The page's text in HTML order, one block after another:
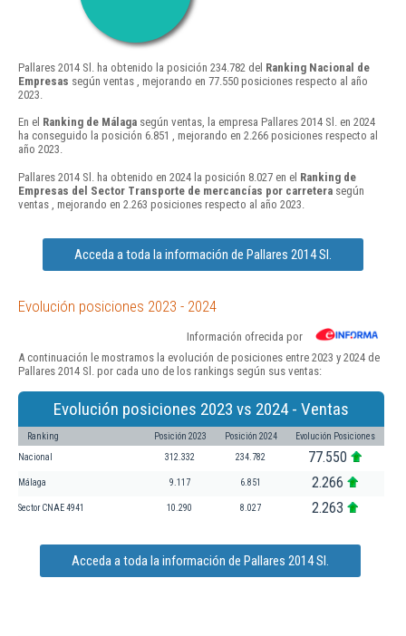
Pallares 2014 Sl. ha obtenido la posición 234.782 del Ranking Nacional de
Empresas según ventas , mejorando en 77.550 posiciones respecto al año
2023.
En el Ranking de Málaga según ventas, la empresa Pallares 2014 Sl. en 2024
ha conseguido la posición 6.851 , mejorando en 2.266 posiciones respecto al
año 2023.
Pallares 2014 Sl. ha obtenido en 2024 la posición 8.027 en el Ranking de
Empresas del Sector Transporte de mercancías por carretera según
ventas , mejorando en 2.263 posiciones respecto al año 2023.
Acceda a toda la información de Pallares 2014 Sl.
Evolución posiciones 2023 - 2024
Información ofrecida por
A continuación le mostramos la evolución de posiciones entre 2023 y 2024 de
Pallares 2014 Sl. por cada uno de los rankings según sus ventas:
Evolución posiciones 2023 vs 2024 - Ventas
Ranking Posición 2023 Posición 2024 Evolución Posiciones
Nacional 312.332 234.782 77.550
Málaga 9.117 6.851 2.266
Sector CNAE 4941 10.290 8.027 2.263
Acceda a toda la información de Pallares 2014 Sl.